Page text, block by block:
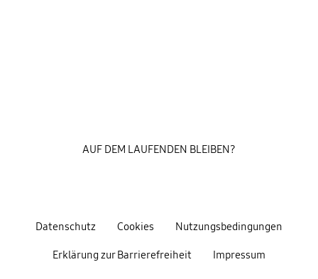
Datenschutz Cookies Nutzungsbedingungen
Erklärung zur Barrierefreiheit Impressum
AUF DEM LAUFENDEN BLEIBEN?